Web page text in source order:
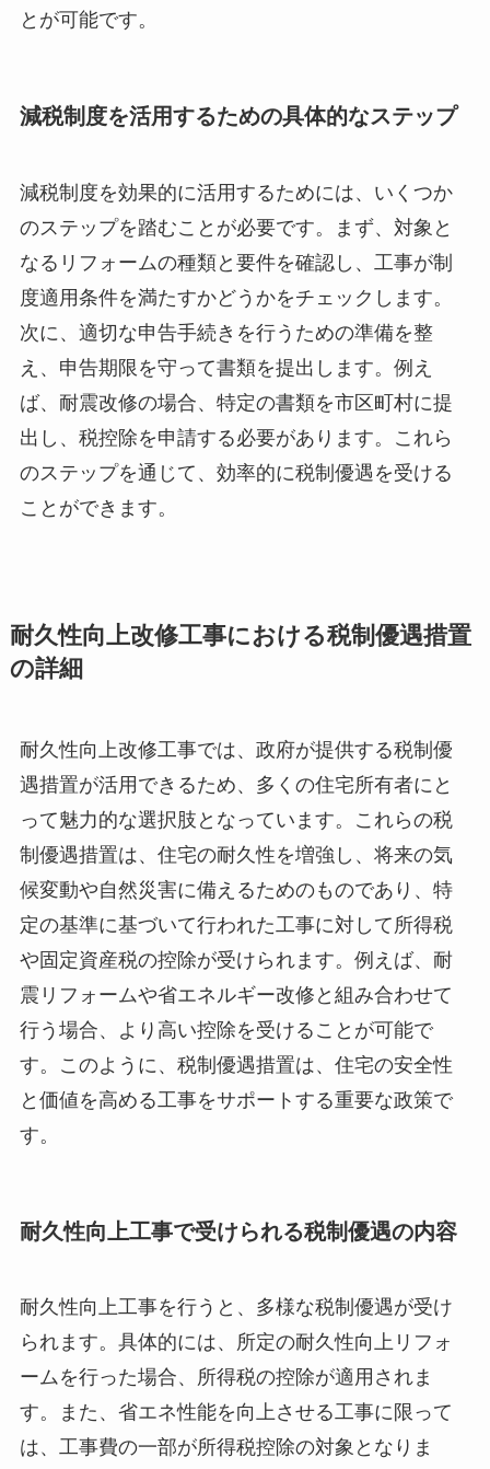
とが可能です。
減税制度を活用するための具体的なステップ
減税制度を効果的に活用するためには、いくつか
のステップを踏むことが必要です。まず、対象と
なるリフォームの種類と要件を確認し、工事が制
度適用条件を満たすかどうかをチェックします。
次に、適切な申告手続きを行うための準備を整
え、申告期限を守って書類を提出します。例え
ば、耐震改修の場合、特定の書類を市区町村に提
出し、税控除を申請する必要があります。これら
のステップを通じて、効率的に税制優遇を受ける
ことができます。
耐久性向上改修工事における税制優遇措置
の詳細
耐久性向上改修工事では、政府が提供する税制優
遇措置が活用できるため、多くの住宅所有者にと
って魅力的な選択肢となっています。これらの税
制優遇措置は、住宅の耐久性を増強し、将来の気
候変動や自然災害に備えるためのものであり、特
定の基準に基づいて行われた工事に対して所得税
や固定資産税の控除が受けられます。例えば、耐
震リフォームや省エネルギー改修と組み合わせて
行う場合、より高い控除を受けることが可能で
す。このように、税制優遇措置は、住宅の安全性
と価値を高める工事をサポートする重要な政策で
す。
耐久性向上工事で受けられる税制優遇の内容
耐久性向上工事を行うと、多様な税制優遇が受け
られます。具体的には、所定の耐久性向上リフォ
ームを行った場合、所得税の控除が適用されま
す。また、省エネ性能を向上させる工事に限って
は、工事費の一部が所得税控除の対象となりま